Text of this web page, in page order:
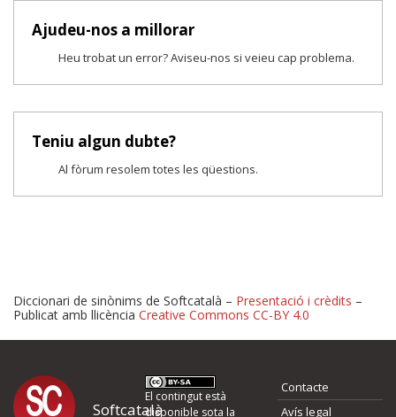
Ajudeu-nos a millorar
Heu trobat un error? Aviseu-nos si veieu cap problema.
Teniu algun dubte?
Al fòrum resolem totes les qüestions.
Proposeu-nos millores o
Diccionari de sinònims de Softcatalà – Presentació i crèdits –
Publicat amb llicència Creative Commons CC-BY 4.0
Softcatalà
El contingut està
disponible sota la
Contacte
Avís legal